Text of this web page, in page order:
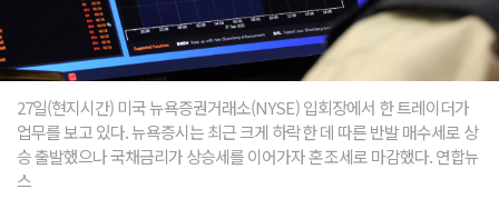
27일(현지시간) 미국 뉴욕증권거래소(NYSE) 입회장에서 한 트레이더가
업무를 보고 있다. 뉴욕증시는 최근 크게 하락한 데 따른 반발 매수세로 상
승 출발했으나 국채금리가 상승세를 이어가자 혼조세로 마감했다. 연합뉴
스